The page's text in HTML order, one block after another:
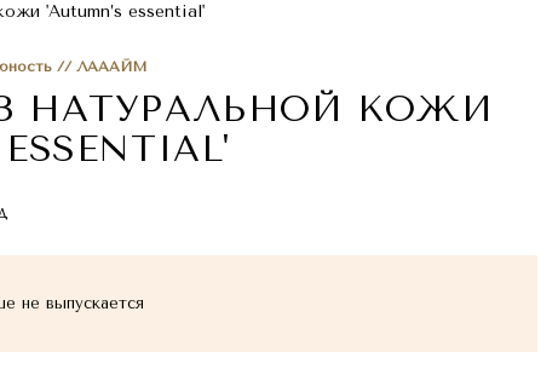
'Autumn’s essential'
// ЛАААЙМ
НАТУРАЛЬНОЙ КОЖИ
не выпускается